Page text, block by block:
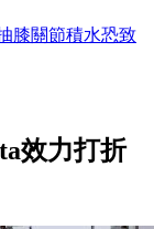
膝關節積水恐致
效力打折